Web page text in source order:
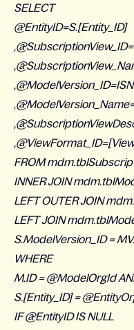
SELECT
@EntityID=S.[Entity_ID]
FROM
INNER JOIN
LEFT OUTER JOIN
LEFT JOIN
S.ModelVersion_ID =
WHERE
M.ID = @ModelOrgId
S.[Entity_ID] =
IF @EntityID IS NULL